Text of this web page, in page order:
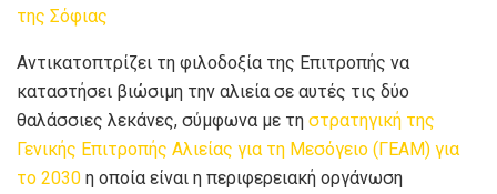
της Σόφιας
Αντικατοπτρίζει τη φιλοδοξία της Επιτροπής να
καταστήσει βιώσιμη την αλιεία σε αυτές τις δύο
θαλάσσιες λεκάνες, σύμφωνα με τη στρατηγική της
Γενικής Επιτροπής Αλιείας για τη Μεσόγειο (ΓΕΑΜ) για
το 2030 η οποία είναι η περιφερειακή οργάνωση